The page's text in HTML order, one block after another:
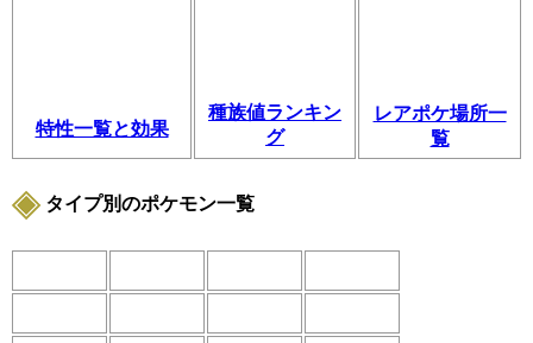
特性一覧と効果
種族値ランキン
グ
レアポケ場所一
覧
タイプ別のポケモン一覧